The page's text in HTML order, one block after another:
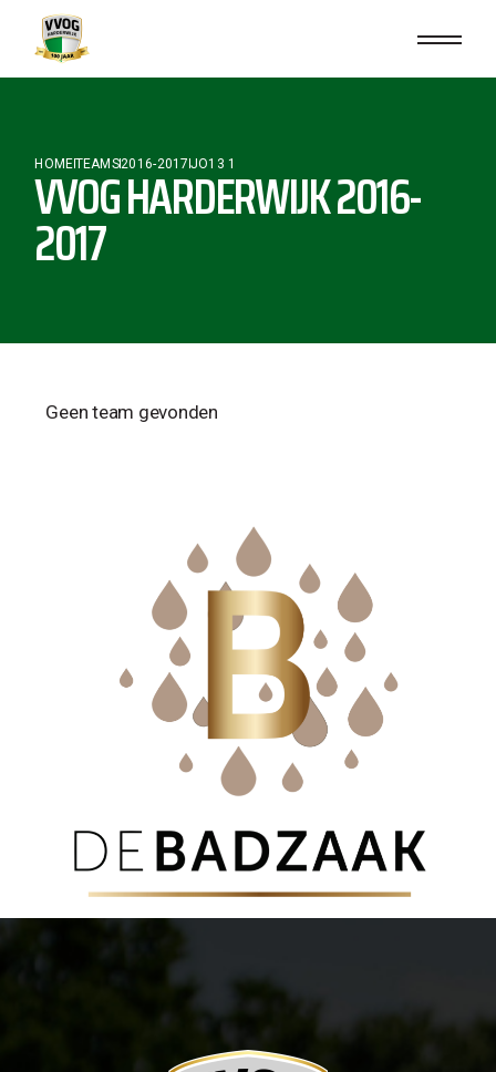
HOMETEAMS2016-2017 JO13 1
VVOG HARDERWIJK 2016-
2017
Geen team gevonden